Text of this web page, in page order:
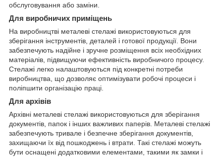
обслуговування або заміни.
Для виробничих приміщень
На виробництві металеві стелажі використовуються для
зберігання інструментів, деталей і готової продукції. Вони
забезпечують надійне і зручне розміщення всіх необхідних
матеріалів, підвищуючи ефективність виробничого процесу.
Стелажі легко налаштовуються під конкретні потреби
виробництва, що дозволяє оптимізувати робочі процеси і
поліпшити організацію праці.
Для архівів
Архівні металеві стелажі використовуються для зберігання
документів, папок і інших важливих паперів. Металеві стелажі
забезпечують тривале і безпечне зберігання документів,
захищаючи їх від пошкоджень і втрати. Такі стелажі можуть
бути оснащені додатковими елементами, такими як замки і